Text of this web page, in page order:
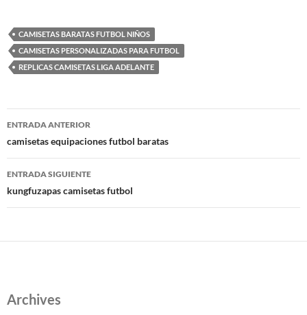
CAMISETAS BARATAS FUTBOL NIÑOS
CAMISETAS PERSONALIZADAS PARA FUTBOL
REPLICAS CAMISETAS LIGA ADELANTE
Navegación
de
entradas
ENTRADA ANTERIOR
camisetas equipaciones futbol baratas
ENTRADA SIGUIENTE
kungfuzapas camisetas futbol
Archives